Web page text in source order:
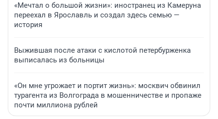
«Мечтал о большой жизни»: иностранец из Камеруна
переехал в Ярославль и создал здесь семью —
история
Выжившая после атаки с кислотой петербурженка
выписалась из больницы
«Он мне угрожает и портит жизнь»: москвич обвинил
турагента из Волгограда в мошенничестве и пропаже
почти миллиона рублей